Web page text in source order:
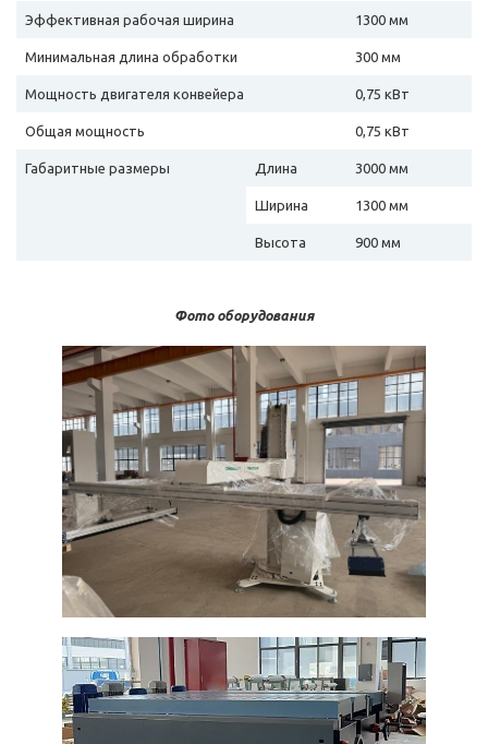
Эффективная рабочая ширина 1300 мм
Минимальная длина обработки 300 мм
Мощность двигателя конвейера 0,75 кВт
Общая мощность 0,75 кВт
Габаритные размеры Длина 3000 мм
Ширина 1300 мм
Высота 900 мм
Фото оборудования